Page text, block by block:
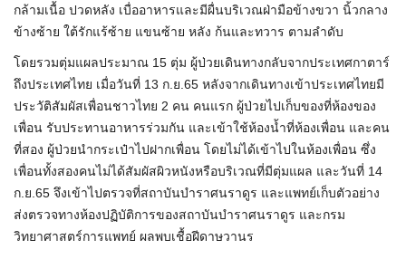
กล้ามเนื้อ ปวดหลัง เบื่ออาหารและมีผื่นบริเวณฝ่ามือข้างขวา นิ้วกลาง
ข้างซ้าย ใต้รักแร้ซ้าย แขนซ้าย หลัง ก้นและทวาร ตามลำดับ
โดยรวมตุ่มแผลประมาณ 15 ตุ่ม ผู้ป่วยเดินทางกลับจากประเทศกาตาร์
ถึงประเทศไทย เมื่อวันที่ 13 ก.ย.65 หลังจากเดินทางเข้าประเทศไทยมี
ประวัติสัมผัสเพื่อนชาวไทย 2 คน คนแรก ผู้ป่วยไปเก็บของที่ห้องของ
เพื่อน รับประทานอาหารร่วมกัน และเข้าใช้ห้องน้ำที่ห้องเพื่อน และคน
ที่สอง ผู้ป่วยนำกระเป๋าไปฝากเพื่อน โดยไม่ได้เข้าไปในห้องเพื่อน ซึ่ง
เพื่อนทั้งสองคนไม่ได้สัมผัสผิวหนังหรือบริเวณที่มีตุ่มแผล และวันที่ 14
ก.ย.65 จึงเข้าไปตรวจที่สถาบันบำราศนราดูร และแพทย์เก็บตัวอย่าง
ส่งตรวจทางห้องปฏิบัติการของสถาบันบำราศนราดูร และกรม
วิทยาศาสตร์การแพทย์ ผลพบเชื้อฝีดาษวานร